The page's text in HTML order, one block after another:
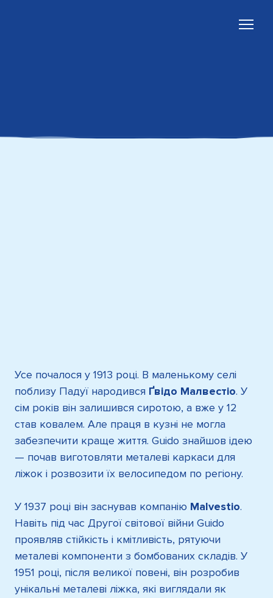
Усе почалося у 1913 році. В маленькому селі
поблизу Падуї народився Ґвідо Малвестіо. У
сім років він залишився сиротою, а вже у 12
став ковалем. Але праця в кузні не могла
забезпечити краще життя. Guido знайшов ідею
— почав виготовляти металеві каркаси для
ліжок і розвозити їх велосипедом по регіону.
У 1937 році він заснував компанію Malvestio.
Навіть під час Другої світової війни Guido
проявляв стійкість і кмітливість, рятуючи
металеві компоненти з бомбованих складів. У
1951 році, після великої повені, він розробив
унікальні металеві ліжка, які виглядали як